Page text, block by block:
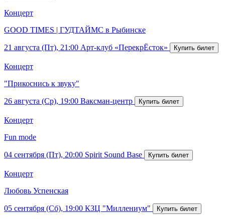
Концерт
GOOD TIMES | ГУДТАЙМС в Рыбинске
21 августа (Пт), 21:00 Арт-клуб «ПерекрЁсток»
Концерт
"Прикоснись к звуку"
26 августа (Ср), 19:00 Ваксман-центр
Концерт
Fun mode
04 сентября (Пт), 20:00 Spirit Sound Base
Концерт
Любовь Успенская
05 сентября (Сб), 19:00 КЗЦ "Миллениум"